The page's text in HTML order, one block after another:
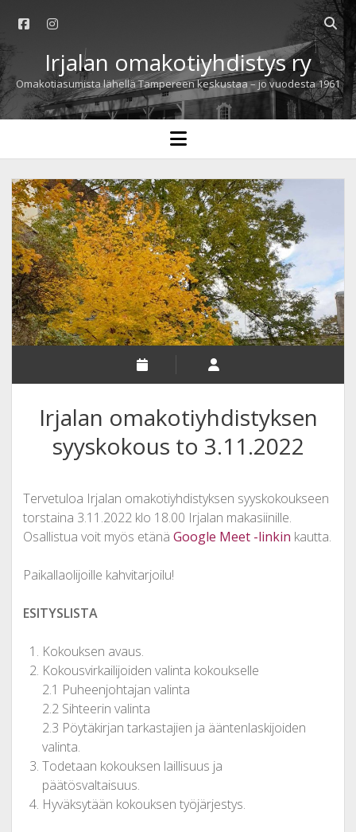
facebookinstagram
Open
bar
Irjalan omakotiyhdistys ry
Omakotiasumista lähellä Tampereen keskustaa – jo vuodesta 1961
open
menu
Irjalan omakotiyhdistyksen
syyskokous to 3.11.2022
Tervetuloa Irjalan omakotiyhdistyksen syyskokoukseen
torstaina 3.11.2022 klo 18.00 Irjalan makasiinille.
Osallistua voit myös etänä Google Meet -linkin kautta.
Paikallaolijoille kahvitarjoilu!
ESITYSLISTA
Kokouksen avaus.
Kokousvirkailijoiden valinta kokoukselle
2.1 Puheenjohtajan valinta
2.2 Sihteerin valinta
2.3 Pöytäkirjan tarkastajien ja ääntenlaskijoiden
valinta.
Todetaan kokouksen laillisuus ja
päätösvaltaisuus.
Hyväksytään kokouksen työjärjestys.